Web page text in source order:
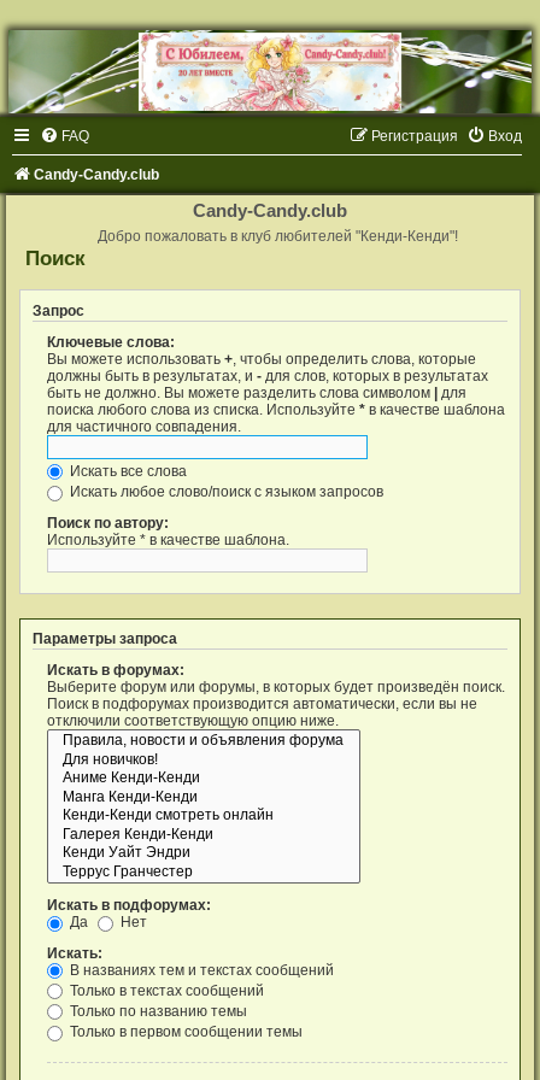
FAQ Вход
Регистрация
Candy-Candy.club
Candy-Candy.club
Добро пожаловать в клуб любителей "Кенди-Кенди"!
Поиск
Запрос
Ключевые слова:
Вы можете использовать +, чтобы определить слова, которые
должны быть в результатах, и - для слов, которых в результатах
быть не должно. Вы можете разделить слова символом
для
поиска любого слова из списка. Используйте * в качестве шаблона
для частичного совпадения.
Искать все слова
Искать любое слово/поиск с языком запросов
Поиск по автору:
Используйте * в качестве шаблона.
Параметры запроса
Искать в форумах:
Выберите форум или форумы, в которых будет произведён поиск.
Поиск в подфорумах производится автоматически, если вы не
отключили соответствующую опцию ниже.
Искать в подфорумах:
Да
Нет
Искать:
В названиях тем и текстах сообщений
Только в текстах сообщений
Только по названию темы
Только в первом сообщении темы